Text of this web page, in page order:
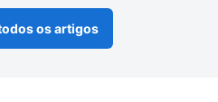
os artigos